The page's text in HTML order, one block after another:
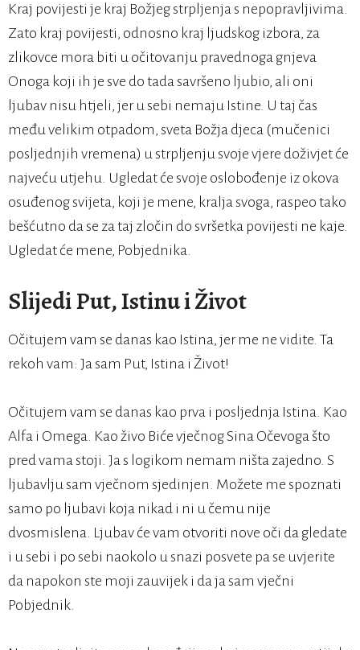
Kraj povijesti je kraj Božjeg strpljenja s nepopravljivima.
Zato kraj povijesti, odnosno kraj ljudskog izbora, za
zlikovce mora biti u očitovanju pravednoga gnjeva
Onoga koji ih je sve do tada savršeno ljubio, ali oni
ljubav nisu htjeli, jer u sebi nemaju Istine. U taj čas
među velikim otpadom, sveta Božja djeca (mučenici
posljednjih vremena) u strpljenju svoje vjere doživjet će
najveću utjehu. Ugledat će svoje oslobođenje iz okova
osuđenog svijeta, koji je mene, kralja svoga, raspeo tako
bešćutno da se za taj zločin do svršetka povijesti ne kaje.
Ugledat će mene, Pobjednika.
Slijedi Put, Istinu i Život
Očitujem vam se danas kao Istina, jer me ne vidite. Ta
rekoh vam: Ja sam Put, Istina i Život!
Očitujem vam se danas kao prva i posljednja Istina. Kao
Alfa i Omega. Kao živo Biće vječnog Sina Očevoga što
pred vama stoji. Ja s logikom nemam ništa zajedno. S
ljubavlju sam vječnom sjedinjen. Možete me spoznati
samo po ljubavi koja nikad i ni u čemu nije
dvosmislena. Ljubav će vam otvoriti nove oči da gledate
i u sebi i po sebi naokolo u snazi posvete pa se uvjerite
da napokon ste moji zauvijek i da ja sam vječni
Pobjednik.